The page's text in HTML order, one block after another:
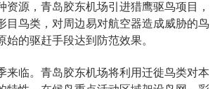
资源，青岛胶东机场引进猎鹰驱鸟项目，
目鸟类，对周边易对航空器造成威胁的鸟
始的驱赶手段达到防范效果。
来临。青岛胶东机场将利用迁徙鸟类对本